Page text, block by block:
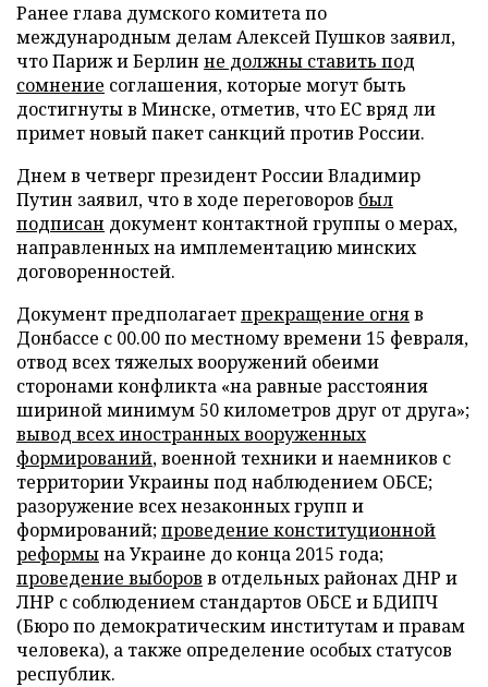
Ранее глава думского комитета по
международным делам Алексей Пушков заявил,
что Париж и Берлин не должны ставить под
сомнение соглашения, которые могут быть
достигнуты в Минске, отметив, что ЕС вряд ли
примет новый пакет санкций против России.
Днем в четверг президент России Владимир
Путин заявил, что в ходе переговоров был
подписан документ контактной группы о мерах,
направленных на имплементацию минских
договоренностей.
Документ предполагаетпрекращение огняв
Донбассе с 00.00 по местному времени 15 февраля,
отвод всех тяжелых вооружений обеими
сторонами конфликта «на равные расстояния
шириной минимум 50 километров друг от друга»;
вывод всех иностранных вооруженных
формирований, военной техники и наемников с
территории Украины под наблюдением ОБСЕ;
разоружение всех незаконных групп и
формирований;проведение конституционной
реформына Украине до конца 2015 года;
проведение выборов в отдельных районах ДНР и
ЛНР с соблюдением стандартов ОБСЕ и БДИПЧ
(Бюро по демократическим институтам и правам
человека), а также определение особых статусов
республик.